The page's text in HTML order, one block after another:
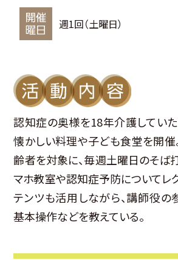
週1回（土曜日）
認知症の奥様を18年介護してい
懐かしい料理や子ども食堂を開催
齢者を対象に、毎週土曜日のそば
マホ教室や認知症予防についてレ
テンツも活用しながら、講師役
基本操作などを教えている。